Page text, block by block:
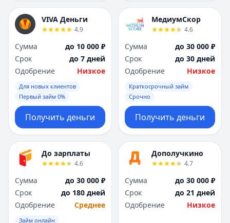
VIVA Деньги
4.9
Сумма
до 10 000 ₽
Срок
до 7 дней
Одобрение
Низкое
Для новых клиентов
Первый займ 0%
Получить деньги
МедиумСкор
4.6
Сумма
до 30 000 ₽
Срок
до 30 дней
Одобрение
Низкое
Краткосрочный займ
Срочно
Получить деньги
До зарплаты
4.6
Сумма
до 30 000 ₽
Срок
до 180 дней
Одобрение
Среднее
Займ онлайн
Дополучкино
4.7
Сумма
до 30 000 ₽
Срок
до 21 дней
Одобрение
Низкое